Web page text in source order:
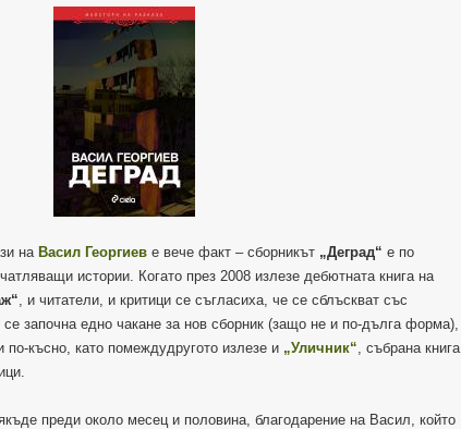
на Васил Георгиев е вече факт – сборникът „Деград“ е по
истории. Когато през 2008 излезе дебютната книга на
, и читатели, и критици се съгласиха, че се сблъскват със
се започна едно чакане за нов сборник (защо не и по-дълга форма),
по-късно, като помеждудругото излезе и „Уличник“, събрана книга
преди около месец и половина, благодарение на Васил, който